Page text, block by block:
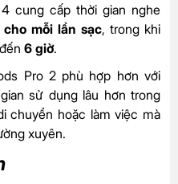
cung cấp thời gian nghe
mỗi lần sạc, trong khi
6 giờ.
Pro 2 phù hợp hơn với
sử dụng lâu hơn trong
chuyển hoặc làm việc mà
xuyên.